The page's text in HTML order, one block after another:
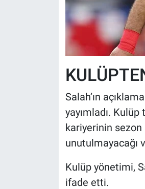
Salah’ın
yayımladı. Kulüp
kariyerinin sezon
unutulmayacağı
Kulüp yönetimi,
ifade etti.